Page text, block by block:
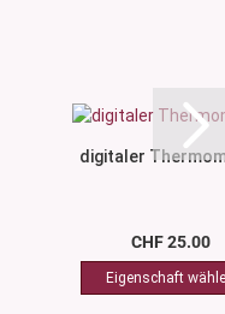
digitaler
CHF 25.00